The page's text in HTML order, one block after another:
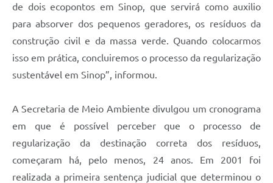
de dois ecopontos em Sinop, que servirá como auxilio
para absorver dos pequenos geradores, os resíduos da
construção civil e da massa verde. Quando colocarmos
isso em prática, concluiremos o processo da regularização
sustentável em Sinop”, informou.
A Secretaria de Meio Ambiente divulgou um cronograma
em que é possível perceber que o processo de
regularização da destinação correta dos resíduos,
começaram há, pelo menos, 24 anos. Em 2001 foi
realizada a primeira sentença judicial que determinou o